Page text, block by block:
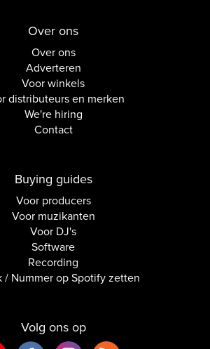
Over ons
Over ons
Adverteren
Voor winkels
distributeurs en merken
We're hiring
Contact
Buying guides
Voor producers
Voor muzikanten
Voor DJ's
Software
Recording
/ Nummer op Spotify zetten
Volg ons op